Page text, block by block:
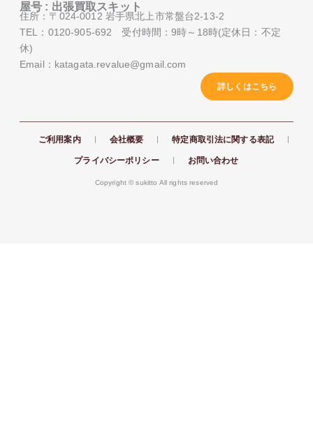
屋号 : 出張買取スキット
住所：〒024-0012 岩手県北上市常盤台2-13-2
TEL：0120-905-692 受付時間：9時～18時(定休日：不定
休)
Email：katagata.revalue@gmail.com
詳しくはこちら
ご利用案内 会社概要 特定商取引法に関する表記
プライバシーポリシー お問い合わせ
Copyright ©️ sukitto All rights reserved